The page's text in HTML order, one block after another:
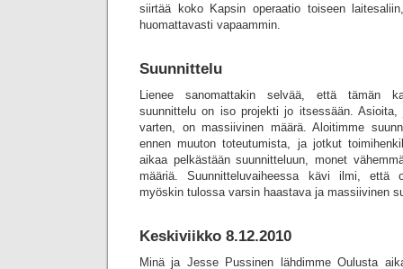
siirtää koko Kapsin operaatio toiseen
huomattavasti vapaammin.
Suunnittelu
Lienee sanomattakin selvää, että tämän
suunnittelu on iso projekti jo itsessään.
varten, on massiivinen määrä. Aloitimme
ennen muuton toteutumista, ja jotkut
aikaa pelkästään suunnitteluun, monet
määriä. Suunnitteluvaiheessa kävi ilmi, että
myöskin tulossa varsin haastava ja massiivinen
Keskiviikko 8.12.2010
Minä ja Jesse Pussinen lähdimme Oulusta